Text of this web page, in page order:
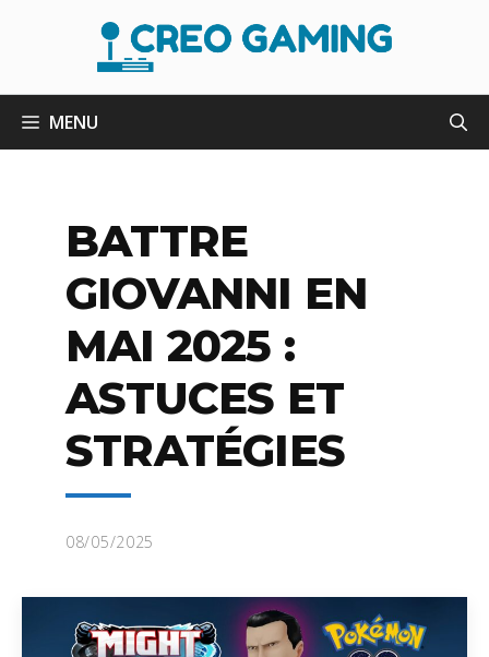
MENU
BATTRE
GIOVANNI EN
MAI 2025 :
ASTUCES ET
STRATÉGIES
08/05/2025